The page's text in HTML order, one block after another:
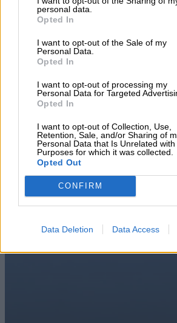
personal data.
Opted In
I want to opt-out of the Sale of my
Personal Data.
Opted In
I want to opt-out of processing my
Personal Data for Targeted
Opted In
I want to opt-out of Collection, Use,
Retention, Sale, and/or Sharing of
Personal Data that Is Unrelated
Purposes for which it was collected.
Opted Out
CONFIRM
Data Deletion Data Access